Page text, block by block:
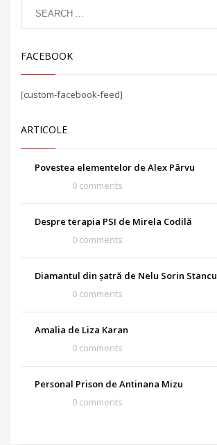
FACEBOOK
[custom-facebook-feed]
ARTICOLE
Povestea elementelor de Alex Pârvu
0 comments
Despre terapia PSI de Mirela Codilă
0 comments
Diamantul din șatră de Nelu Sorin Stancu
0 comments
Amalia de Liza Karan
0 comments
Personal Prison de Antinana Mizu
0 comments